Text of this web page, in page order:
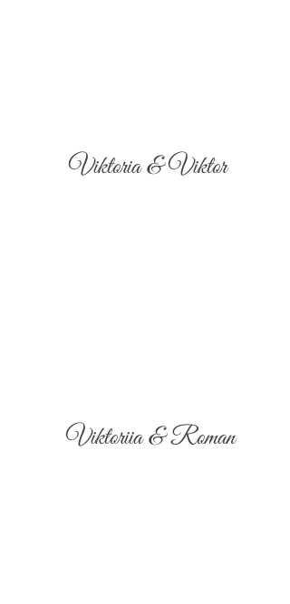
Viktoria & Viktor
Viktoriia & Roman